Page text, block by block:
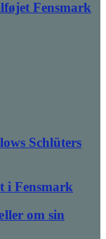
Fensmark
Schlüters
i Fensmark
om sin